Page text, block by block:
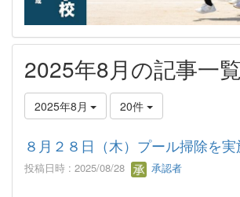
2025年8月の記事一覧
2025年8月 20件
８月２８日（木）プール掃除を実
投稿日時 : 2025/08/28 承認者